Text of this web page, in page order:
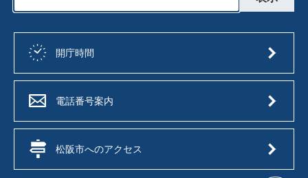
開庁時間
電話番号案内
松阪市へのアクセス